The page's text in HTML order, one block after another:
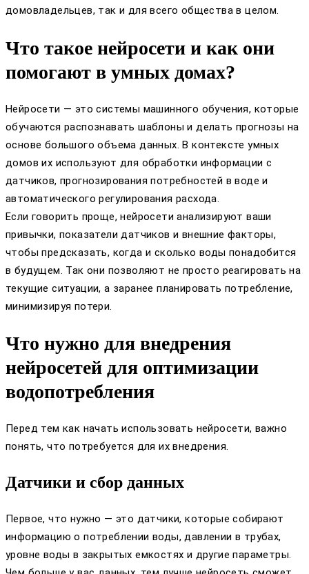
домовладельцев, так и для всего общества в целом.
Что такое нейросети и как они
помогают в умных домах?
Нейросети — это системы машинного обучения, которые
обучаются распознавать шаблоны и делать прогнозы на
основе большого объема данных. В контексте умных
домов их используют для обработки информации с
датчиков, прогнозирования потребностей в воде и
автоматического регулирования расхода.
Если говорить проще, нейросети анализируют ваши
привычки, показатели датчиков и внешние факторы,
чтобы предсказать, когда и сколько воды понадобится
в будущем. Так они позволяют не просто реагировать на
текущие ситуации, а заранее планировать потребление,
минимизируя потери.
Что нужно для внедрения
нейросетей для оптимизации
водопотребления
Перед тем как начать использовать нейросети, важно
понять, что потребуется для их внедрения.
Датчики и сбор данных
Первое, что нужно — это датчики, которые собирают
информацию о потреблении воды, давлении в трубах,
уровне воды в закрытых емкостях и другие параметры.